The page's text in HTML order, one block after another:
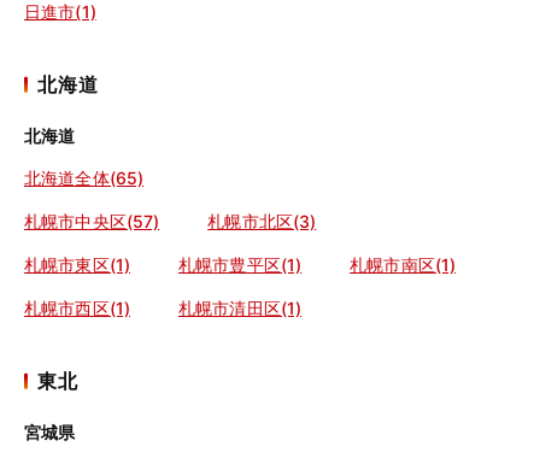
日進市(1)
北海道
北海道
北海道全体(65)
札幌市中央区(57) 札幌市北区(3)
札幌市東区(1) 札幌市豊平区(1) 札幌市南区(1)
札幌市西区(1) 札幌市清田区(1)
東北
宮城県